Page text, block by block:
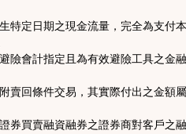
特定日期之現金流量，完全為支付
險會計指定且為有效避險工具之金
賣回條件交易，其實際付出之金額
券買賣融資融券之證券商對客戶之